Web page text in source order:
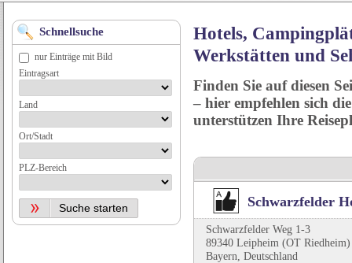
Hotels,
Werkstätten und
Finden Sie auf diesen
– hier empfehlen sich
unterstützen Ihre
Schwarzfelder
Schwarzfelder Weg 1-3
89340 Leipheim (OT Riedheim)
Bayern, Deutschland
Schnellsuche
nur Einträge mit Bild
Eintragsart
Land
Ort/Stadt
PLZ-Bereich